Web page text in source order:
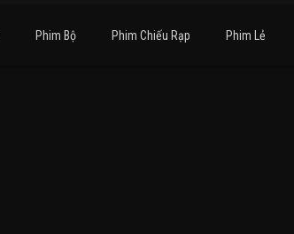
Phim Bộ Phim Chiếu Rạp Phim Lẻ